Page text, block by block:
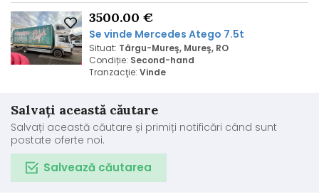
3500.00 €
Se vinde Mercedes Atego 7.5t
Situat: Târgu-Mureş, Mureş, RO
Condiție: Second-hand
Tranzacţie: Vinde
Salvați această căutare
Salvați această căutare și primiți notificări când sunt
postate oferte noi.
Salvează căutarea